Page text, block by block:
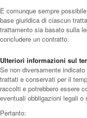
È comunque sempre
base giuridica di ciascun
trattamento sia basato sulla
concludere un contratto.
Ulteriori informazioni sul
Se non diversamente
trattati e conservati per il
raccolti e potrebbero essere
eventuali obbligazioni legali
Pertanto: